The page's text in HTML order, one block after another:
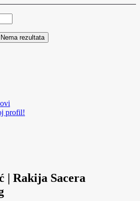
Nema rezultata
profil!
| Rakija Sacera